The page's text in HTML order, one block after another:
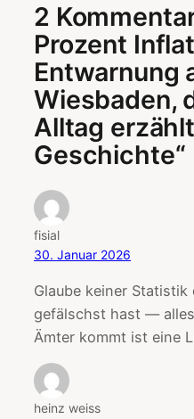
2
Prozent
Entwarnung
Wiesbaden,
Alltag
Geschichte“
fisial
30. Januar 2026
Glaube keiner
gefälschst hast —
Ämter kommt ist eine
heinz weiss